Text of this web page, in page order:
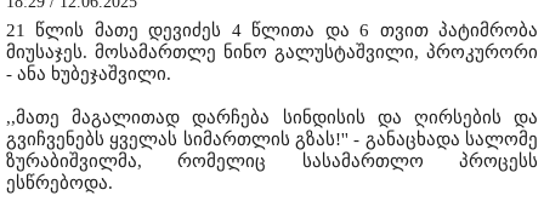
21 წლის მათე დევიძეს 4 წლითა და 6 თვით პატიმრობა
მიუსაჯეს. მოსამართლე ნინო გალუსტაშვილი, პროკურორი
- ანა ხუბეჯაშვილი.
,,მათე მაგალითად დარჩება სინდისის და ღირსების და
გვიჩვენებს ყველას სიმართლის გზას!'' - განაცხადა სალომე
ზურაბიშვილმა, რომელიც სასამართლო პროცესს
ესწრებოდა.